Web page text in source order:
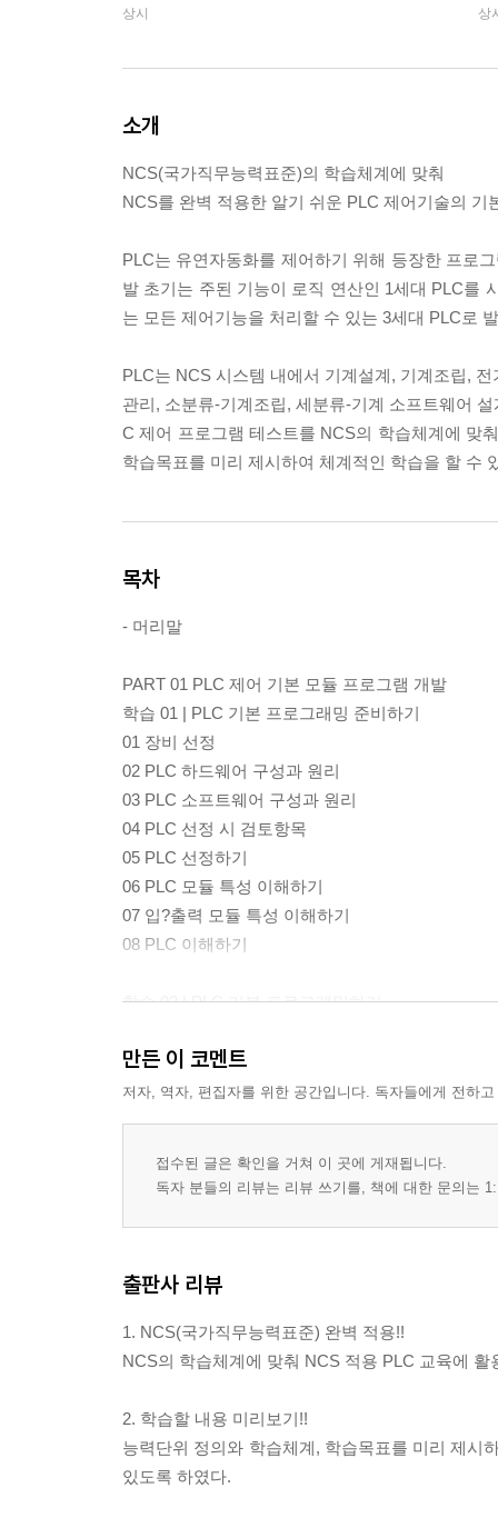
상시 상
소개
NCS(국가직무능력표준)의 학습체계에 맞춰
NCS를 완벽 적용한 알기 쉬운 PLC 제어기술의 기
PLC는 유연자동화를 제어하기 위해 등장한 프로
발 초기는 주된 기능이 로직 연산인 1세대 PLC를
는 모든 제어기능을 처리할 수 있는 3세대 PLC로
PLC는 NCS 시스템 내에서 기계설계, 기계조립,
관리, 소분류-기계조립, 세분류-기계 소프트웨어
C 제어 프로그램 테스트를 NCS의 학습체계에 맞
학습목표를 미리 제시하여 체계적인 학습을 할 수
목차
- 머리말
PART 01 PLC 제어 기본 모듈 프로그램 개발
학습 01 | PLC 기본 프로그래밍 준비하기
01 장비 선정
02 PLC 하드웨어 구성과 원리
03 PLC 소프트웨어 구성과 원리
04 PLC 선정 시 검토항목
05 PLC 선정하기
06 PLC 모듈 특성 이해하기
07 입?출력 모듈 특성 이해하기
08 PLC 이해하기
학습 02 | PLC 기본 프로그래밍하기
02 PLC 프로그래밍 순서
03 PLC 명령어 이해하기
06 유?공압 실린더 제어하기
08 에어 실린더의 순서작동회로
학습 03 | 시뮬레이션하기
01 시뮬레이션과 프로그램 에러 판단
02 트레이너를 사용한 시뮬레이션
04 트레이너 시뮬레이션하기
학습 04 | 프로그램 수정 ? 보완하기
만든 이 코멘트
저자, 역자, 편집자를 위한 공간입니다. 독자들에게 전하
접수된 글은 확인을 거쳐 이 곳에 게재됩니다.
독자 분들의 리뷰는 리뷰 쓰기를, 책에 대한 문의는
출판사 리뷰
1. NCS(국가직무능력표준) 완벽 적용!!
NCS의 학습체계에 맞춰 NCS 적용 PLC 교육에
2. 학습할 내용 미리보기!!
능력단위 정의와 학습체계, 학습목표를 미리 제시
있도록 하였다.